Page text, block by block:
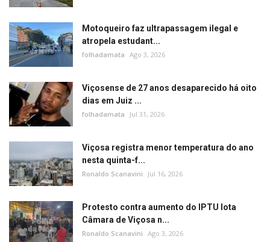
Justiça
Brasil
Minas Gerais
Motoqueiro faz ultrapassagem ilegal e
atropela estudant...
folhadamata Ago 3, 2026
Viçosense de 27 anos desaparecido há oito
dias em Juiz ...
folhadamata Jul 31, 2026
Viçosa registra menor temperatura do ano
nesta quinta-f...
Ronaldo Scanavini Jul 16, 2026
Protesto contra aumento do IPTU lota
Câmara de Viçosa n...
Ronaldo Scanavini Ago 3, 2026